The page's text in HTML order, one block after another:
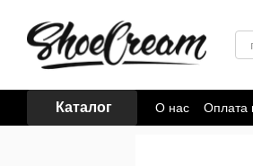
Каталог О нас Оплата